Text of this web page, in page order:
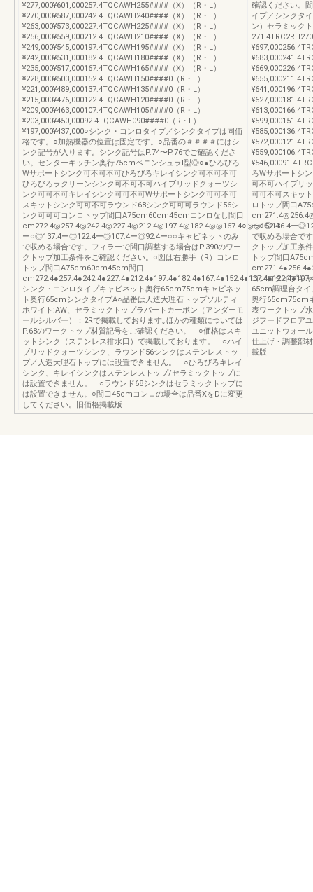
¥277,000¥601,000257.4TQCAWH255####（X）（R・L）
¥270,000¥587,000242.4TQCAWH240####（X）（R・L）
¥263,000¥573,000227.4TQCAWH225####（X）（R・L）
¥256,000¥559,000212.4TQCAWH210####（X）（R・L）
¥249,000¥545,000197.4TQCAWH195####（X）（R・L）
¥242,000¥531,000182.4TQCAWH180####（X）（R・L）
¥235,000¥517,000167.4TQCAWH165####（X）（R・L）
¥228,000¥503,000152.4TQCAWH150####0（R・L）
¥221,000¥489,000137.4TQCAWH135####0（R・L）
¥215,000¥476,000122.4TQCAWH120####0（R・L）
¥209,000¥463,000107.4TQCAWH105####0（R・L）
¥203,000¥450,00092.4TQCAWH090####0（R・L）
¥197,000¥437,000○シンク・コンロタイプ／シンクタイプは同価
格です。○加熱機器の位置は固定です。○品番の＃＃＃＃にはシ
ンク記号が入ります。シンク記号はP.74〜P.76でご確認くださ
い。センターキッチン奥行75cmペニンシュラⅠ型◎○●ひろびろ
Wサポートシンク可不可不可ひろびろキレイシンク可不可不可
ひろびろラクリーンシンク可不可不可ハイブリッドクォーツシ
ンク可可不可キレイシンク可可不可Wサポートシンク可可不可
スキットシンク可可不可ラウンド68シンク可可可ラウンド56シ
ンク可可可コンロトップ間口A75cm60cm45cmコンロなし間口
cm272.4◎257.4◎242.4◎227.4◎212.4◎197.4◎182.4◎◎167.4○◎◎152.4
ー○◎137.4ー◎122.4ー◎107.4ー◎92.4ー○○キャビネットのみ
で収める場合です。フィラーで間口調整する場合はP.390のワー
クトップ加工条件をご確認ください。○図は右勝手（R）コンロ
トップ間口A75cm60cm45cm間口
シンク・コンロタイプキャビネット奥行65cm75cmキャビネッ
ト奥行65cmシンクタイプA○品番は人造大理石トップソルティ
ホワイト:AW、セラミックトップラパートカーボン（アンダーモ
ールシルバー）：2Rで掲載しております｡ほかの種類については
P.68のワークトップ材質記号をご確認ください。 ○価格はスキ
ットシンク（ステンレス排水口）で掲載しております。 ○ハイ
ブリッドクォーツシンク、ラウンド56シンクはステンレストッ
プ／人造大理石トップには設置できません。 ○ひろびろキレイ
シンク、キレイシンクはステンレストップ/セラミックトップに
は設置できません。 ○ラウンド68シンクはセラミックトップに
は設置できません。○間口45cmコンロの場合は品番XをDに変更
してください。旧価格掲載版
確認ください。
イプ／シンクタ
ン）セラミック
ろWサポートシ
可不可ハイブリ
可可不可スキッ
ロトップ間口
ー○◎136.4ー
で収める場合で
クトップ加工条
トップ間口
コンロタイプキ
65cm調理台タイ
奥行65cm75cm
表ワークトップ
ジフードフロア
ユニットウォー
仕上げ・調整部
載版